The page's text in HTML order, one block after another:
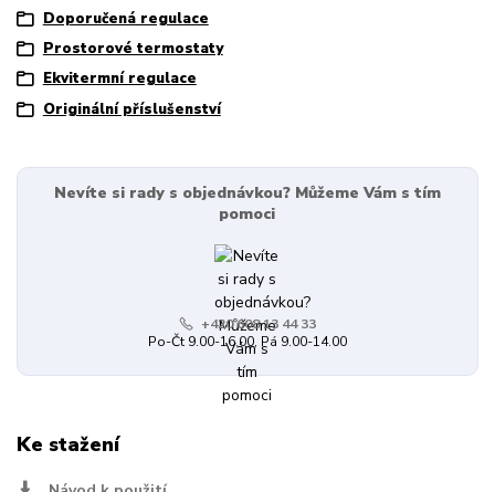
Doporučená regulace
Prostorové termostaty
Ekvitermní regulace
Originální příslušenství
Nevíte si rady s objednávkou? Můžeme Vám s tím
pomoci
+420 608 13 44 33
Po-Čt 9.00-16.00, Pá 9.00-14.00
Ke stažení